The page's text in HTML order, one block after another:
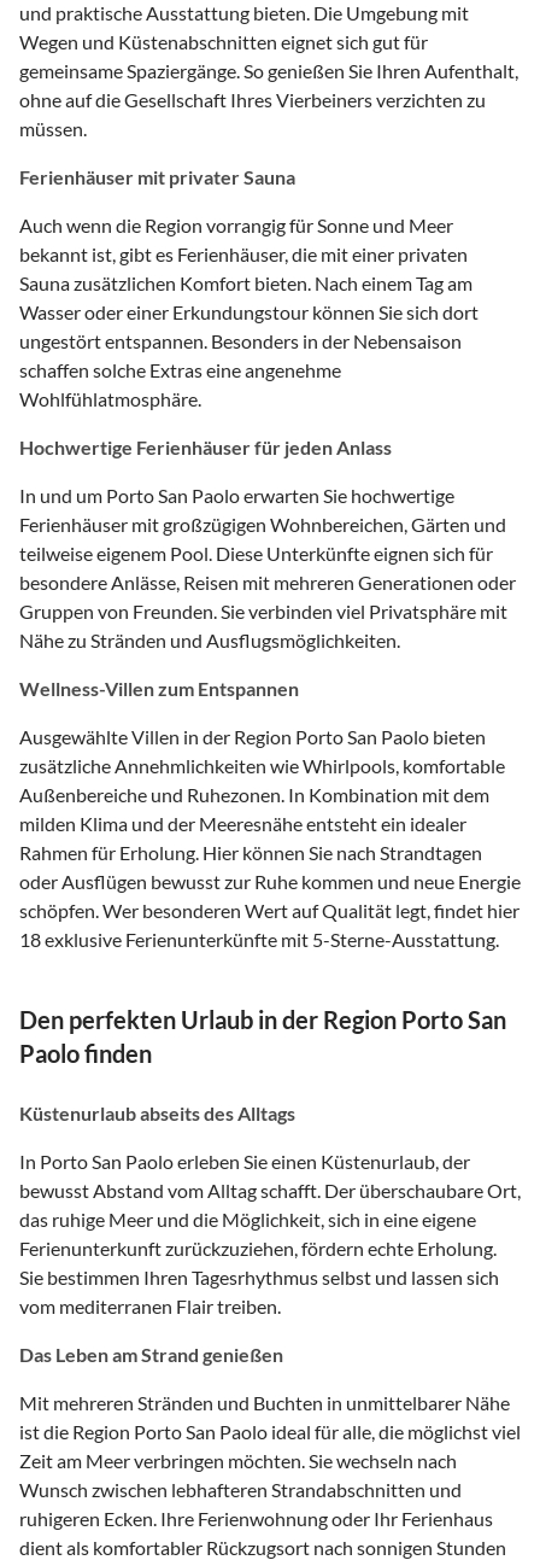
und praktische Ausstattung bieten. Die Umgebung mit
Wegen und Küstenabschnitten eignet sich gut für
gemeinsame Spaziergänge. So genießen Sie Ihren Aufenthalt,
ohne auf die Gesellschaft Ihres Vierbeiners verzichten zu
müssen.
Ferienhäuser mit privater Sauna
Auch wenn die Region vorrangig für Sonne und Meer
bekannt ist, gibt es Ferienhäuser, die mit einer privaten
Sauna zusätzlichen Komfort bieten. Nach einem Tag am
Wasser oder einer Erkundungstour können Sie sich dort
ungestört entspannen. Besonders in der Nebensaison
schaffen solche Extras eine angenehme
Wohlfühlatmosphäre.
Hochwertige Ferienhäuser für jeden Anlass
In und um Porto San Paolo erwarten Sie hochwertige
Ferienhäuser mit großzügigen Wohnbereichen, Gärten und
teilweise eigenem Pool. Diese Unterkünfte eignen sich für
besondere Anlässe, Reisen mit mehreren Generationen oder
Gruppen von Freunden. Sie verbinden viel Privatsphäre mit
Nähe zu Stränden und Ausflugsmöglichkeiten.
Wellness-Villen zum Entspannen
Ausgewählte Villen in der Region Porto San Paolo bieten
zusätzliche Annehmlichkeiten wie Whirlpools, komfortable
Außenbereiche und Ruhezonen. In Kombination mit dem
milden Klima und der Meeresnähe entsteht ein idealer
Rahmen für Erholung. Hier können Sie nach Strandtagen
oder Ausflügen bewusst zur Ruhe kommen und neue Energie
schöpfen. Wer besonderen Wert auf Qualität legt, findet hier
18 exklusive Ferienunterkünfte mit 5-Sterne-Ausstattung.
Den perfekten Urlaub in der Region Porto San
Paolo finden
Küstenurlaub abseits des Alltags
In Porto San Paolo erleben Sie einen Küstenurlaub, der
bewusst Abstand vom Alltag schafft. Der überschaubare Ort,
das ruhige Meer und die Möglichkeit, sich in eine eigene
Ferienunterkunft zurückzuziehen, fördern echte Erholung.
Sie bestimmen Ihren Tagesrhythmus selbst und lassen sich
vom mediterranen Flair treiben.
Das Leben am Strand genießen
Mit mehreren Stränden und Buchten in unmittelbarer Nähe
ist die Region Porto San Paolo ideal für alle, die möglichst viel
Zeit am Meer verbringen möchten. Sie wechseln nach
Wunsch zwischen lebhafteren Strandabschnitten und
ruhigeren Ecken. Ihre Ferienwohnung oder Ihr Ferienhaus
dient als komfortabler Rückzugsort nach sonnigen Stunden